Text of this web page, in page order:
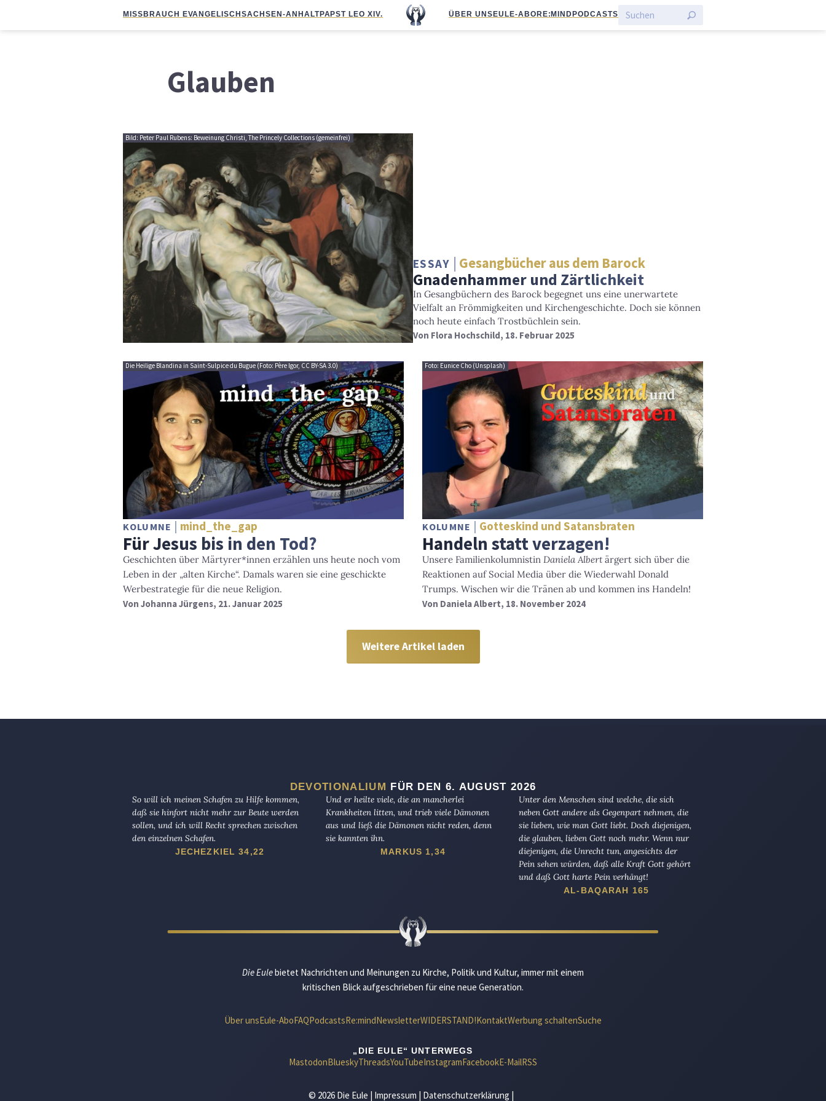
MISSBRAUCH EVANGELISCHSACHSEN-ANHALTPAPST LEO XIV. ÜBER UNS EULE-ABO RE:MIND PODCASTS
Glauben
Bild: Peter Paul Rubens: Beweinung Christi, The Princely Collections (gemeinfrei)
ESSAY Gesangbücher aus dem Barock
Gnadenhammer und Zärtlichkeit
In Gesangbüchern des Barock begegnet uns eine unerwartete
Vielfalt an Frömmigkeiten und Kirchengeschichte. Doch sie können
noch heute einfach Trostbüchlein sein.
Von Flora Hochschild, 18. Februar 2025
Die Heilige Blandina in Saint-Sulpice du Bugue (Foto: Père Igor, CC BY-SA 3.0)
KOLUMNE mind_the_gap
Für Jesus bis in den Tod?
Geschichten über Märtyrer*innen erzählen uns heute noch vom
Leben in der „alten Kirche“. Damals waren sie eine geschickte
Werbestrategie für die neue Religion.
Von Johanna Jürgens, 21. Januar 2025
Foto: Eunice Cho (Unsplash)
KOLUMNE Gotteskind und Satansbraten
Handeln statt verzagen!
Unsere Familienkolumnistin Daniela Albertärgert sich über die
Reaktionen auf Social Media über die Wiederwahl Donald
Trumps. Wischen wir die Tränen ab und kommen ins Handeln!
Von Daniela Albert, 18. November 2024
Weitere Artikel laden
DEVOTIONALIUM
FÜR DEN 6. AUGUST 2026
So will ich meinen Schafen zu Hilfe kommen,
daß sie hinfort nicht mehr zur Beute werden
sollen, und ich will Recht sprechen zwischen
den einzelnen Schafen.
JECHEZKIEL 34,22
Und er heilte viele, die an mancherlei
Krankheiten litten, und trieb viele Dämonen
aus und ließ die Dämonen nicht reden, denn
sie kannten ihn.
MARKUS 1,34
Unter den Menschen sind welche, die sich
neben Gott andere als Gegenpart nehmen, die
sie lieben, wie man Gott liebt. Doch diejenigen,
die glauben, lieben Gott noch mehr. Wenn nur
diejenigen, die Unrecht tun, angesichts der
Pein sehen würden, daß alle Kraft Gott gehört
und daß Gott harte Pein verhängt!
AL-BAQARAH 165
Die Eulebietet Nachrichten und Meinungen zu Kirche, Politik und Kultur, immer mit einem
kritischen Blick aufgeschrieben für eine neue Generation.
Über unsEule-AboFAQPodcastsRe:mindNewsletterWIDERSTAND!KontaktWerbung schaltenSuche
„DIE EULE“ UNTERWEGS
MastodonBlueskyThreadsYouTubeInstagramFacebookE-MailRSS
© 2026 Die Eule | Impressum Datenschutzerklärung